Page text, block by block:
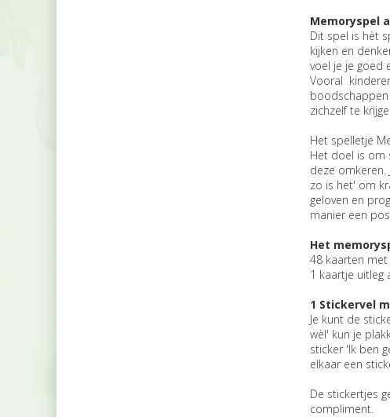
Memoryspel
Dit spel is hèt
kijken en
voel je je goed
Vooral
zichzelf te
Het spelletje
Het doel is om
deze
zo is het' om
geloven en
manier een
Het
48 kaarten
1 kaartje uitleg
1 Stickervel
Je kunt de
wèl' kun je
sticker 'Ik ben
elkaar een
De stickertjes
compliment.